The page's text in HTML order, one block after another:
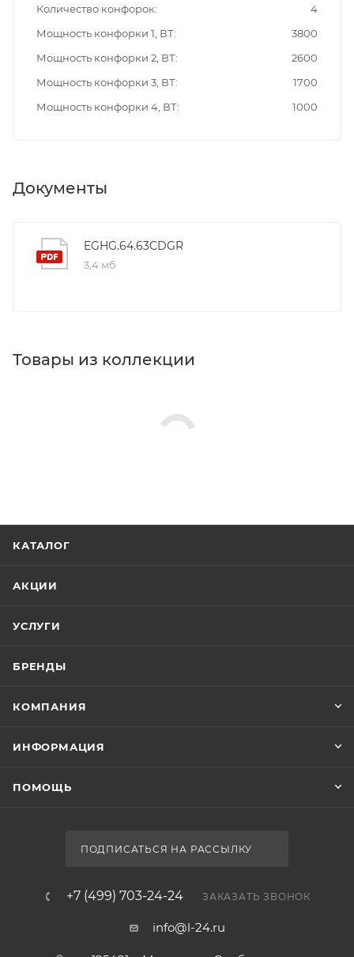
Количество конфорок
4
Мощность конфорки 1, ВТ
3800
Мощность конфорки 2, ВТ
2600
Мощность конфорки 3, ВТ
1700
Мощность конфорки 4, ВТ
1000
Документы
EGHG.64.63CDGR
3,4 мб
Товары из коллекции
КАТАЛОГ
АКЦИИ
УСЛУГИ
БРЕНДЫ
КОМПАНИЯ
ИНФОРМАЦИЯ
ПОМОЩЬ
ПОДПИСАТЬСЯ НА РАССЫЛКУ
+7 (499) 703-24-24 ЗАКАЗАТЬ ЗВОНОК
info@l-24.ru